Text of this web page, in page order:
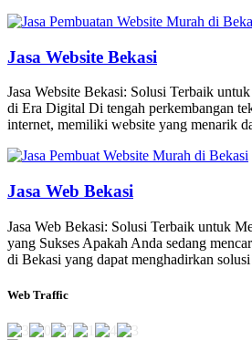
Jasa Website Bekasi
Jasa Website Bekasi: Solusi Terbaik
di Era Digital Di tengah perkembangan
internet, memiliki website yang menarik
Jasa Web Bekasi
Jasa Web Bekasi: Solusi Terbaik untuk
yang Sukses Apakah Anda sedang
di Bekasi yang dapat menghadirkan
Web Traffic